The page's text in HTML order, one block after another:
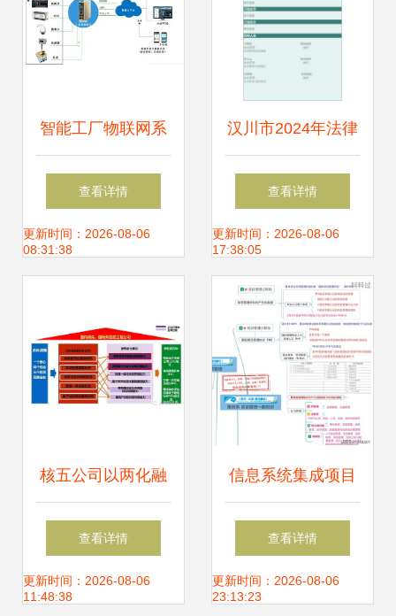
智能工厂物联网系
统快速组网与信息
系统集成服务路径
查看详情
更新时间：2026-08-06
08:31:38
汉川市2024年法律
服务信用信息平台
集成律师、公证与
司法鉴定行业信用
体系
查看详情
更新时间：2026-08-06
17:38:05
核五公司以两化融
合管理体系贯标为
引擎，打造集成管
查看详情
更新时间：2026-08-06
11:48:38
信息系统集成项目
管理工程师备考资
料全攻略
查看详情
更新时间：2026-08-06
23:13:23